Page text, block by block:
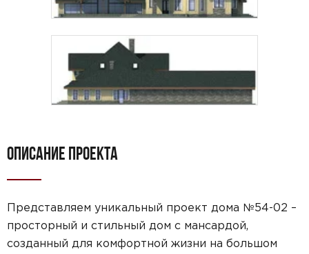
ОПИСАНИЕ ПРОЕКТА
Представляем уникальный проект дома №54-02 –
просторный и стильный дом с мансардой,
созданный для комфортной жизни на большом